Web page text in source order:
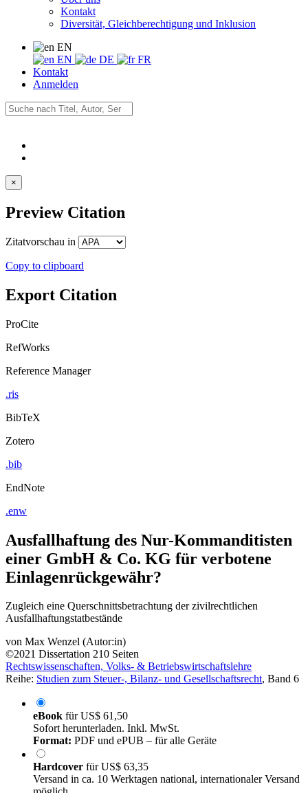
Kontakt
Diversität, Gleichberechtigung und Inklusion
EN
EN
DE
FR
Kontakt
Anmelden
×
Preview Citation
Zitatvorschau in
Copy to clipboard
Export Citation
ProCite
RefWorks
Reference Manager
.ris
BibTeX
Zotero
.bib
EndNote
.enw
Ausfallhaftung des Nur-Kommanditisten
einer GmbH & Co. KG für verbotene
Einlagenrückgewähr?
Zugleich eine Querschnittsbetrachtung der zivilrechtlichen
Ausfallhaftungstatbestände
von Max Wenzel (Autor:in)
©2021 Dissertation 210 Seiten
Rechtswissenschaften, Volks- & Betriebswirtschaftslehre
Reihe: Studien zum Steuer-, Bilanz- und Gesellschaftsrecht, Band 6
eBook fürUS$ 61,50
Sofort herunterladen. Inkl. MwSt.
Format: PDF und ePUB – für alle Geräte
Hardcover fürUS$ 63,35
Versand in ca. 10 Werktagen national, internationaler Versand